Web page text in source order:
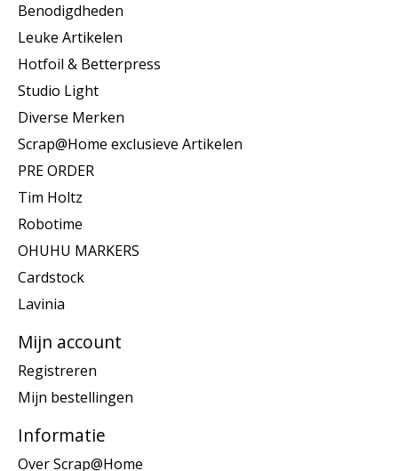
Benodigdheden
Leuke Artikelen
Hotfoil & Betterpress
Studio Light
Diverse Merken
Scrap@Home exclusieve Artikelen
PRE ORDER
Tim Holtz
Robotime
OHUHU MARKERS
Cardstock
Lavinia
Mijn account
Registreren
Mijn bestellingen
Informatie
Over Scrap@Home